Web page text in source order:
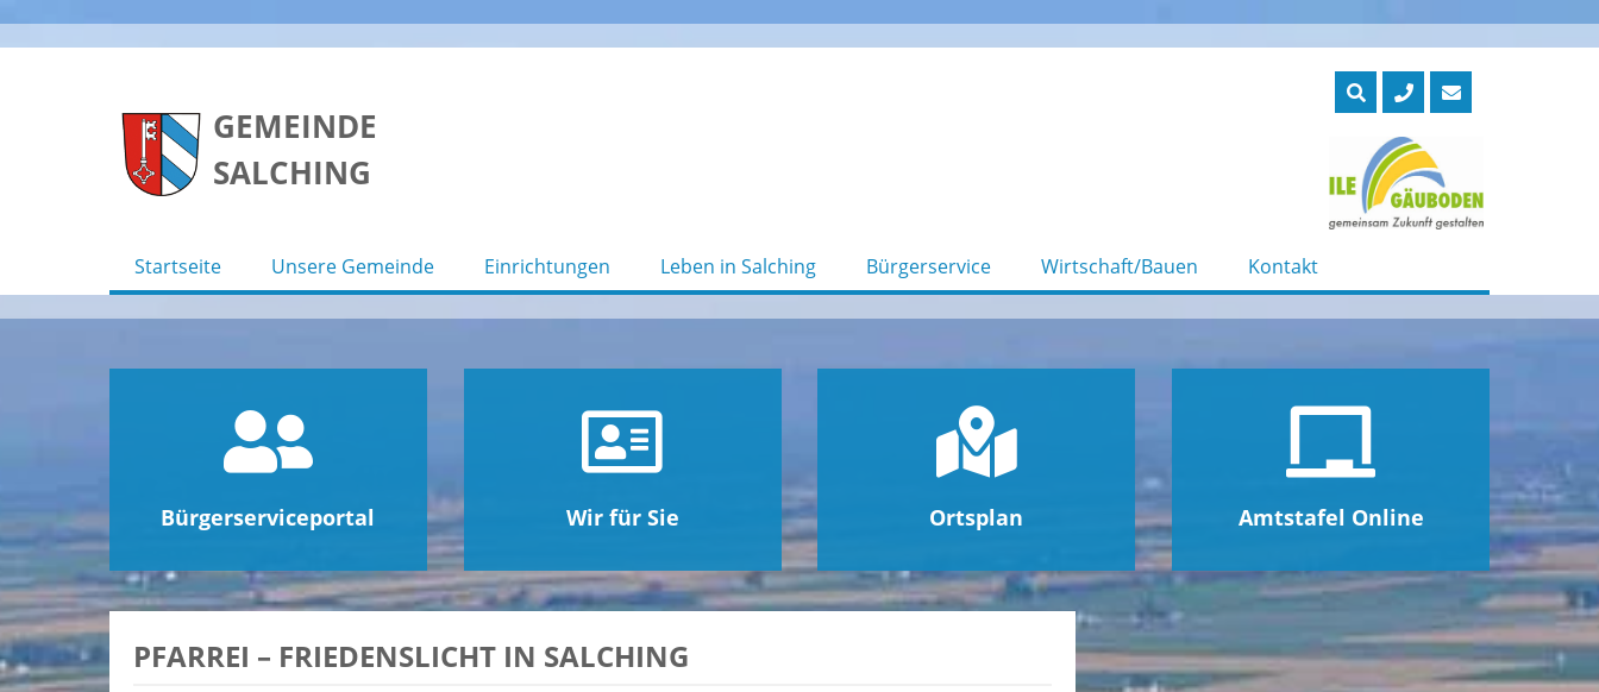
GEMEINDE
SALCHING
Startseite Unsere Gemeinde Einrichtungen Leben in Salching Bürgerservice Wirtschaft/Bauen Kontakt
Bürgerserviceportal Wir für Sie Ortsplan Amtstafel Online
PFARREI – FRIEDENSLICHT IN SALCHING